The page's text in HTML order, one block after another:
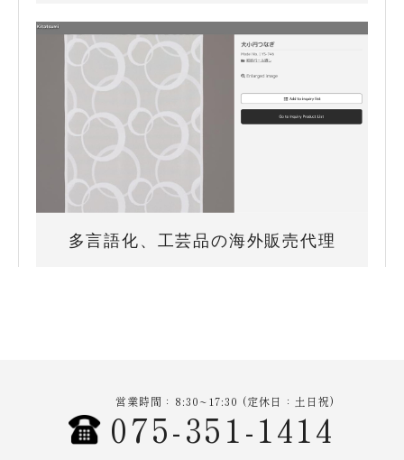
多言語化、工芸品の海外販売代理
営業時間：8:30~17:30 (定休日：土日祝)
075-351-1414